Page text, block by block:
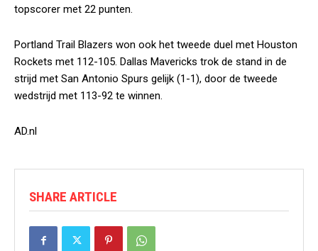
topscorer met 22 punten.
Portland Trail Blazers won ook het tweede duel met Houston
Rockets met 112-105. Dallas Mavericks trok de stand in de
strijd met San Antonio Spurs gelijk (1-1), door de tweede
wedstrijd met 113-92 te winnen.
AD.nl
SHARE ARTICLE